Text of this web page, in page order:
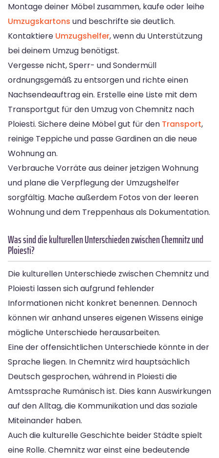
Montage deiner Möbel zusammen, kaufe oder leihe
Umzugskartons und beschrifte sie deutlich.
Kontaktiere Umzugshelfer, wenn du Unterstützung
bei deinem Umzug benötigst.
Vergesse nicht, Sperr- und Sondermüll
ordnungsgemäß zu entsorgen und richte einen
Nachsendeauftrag ein. Erstelle eine Liste mit dem
Transportgut für den Umzug von Chemnitz nach
Ploiesti. Sichere deine Möbel gut für den Transport,
reinige Teppiche und passe Gardinen an die neue
Wohnung an.
Verbrauche Vorräte aus deiner jetzigen Wohnung
und plane die Verpflegung der Umzugshelfer
sorgfältig. Mache außerdem Fotos von der leeren
Wohnung und dem Treppenhaus als Dokumentation.
Was sind die kulturellen Unterschieden zwischen Chemnitz und
Ploiesti?
Die kulturellen Unterschiede zwischen Chemnitz und
Ploiesti lassen sich aufgrund fehlender
Informationen nicht konkret benennen. Dennoch
können wir anhand unseres eigenen Wissens einige
mögliche Unterschiede herausarbeiten.
Eine der offensichtlichen Unterschiede könnte in der
Sprache liegen. In Chemnitz wird hauptsächlich
Deutsch gesprochen, während in Ploiesti die
Amtssprache Rumänisch ist. Dies kann Auswirkungen
auf den Alltag, die Kommunikation und das soziale
Miteinander haben.
Auch die kulturelle Geschichte beider Städte spielt
eine Rolle. Chemnitz war einst eine bedeutende